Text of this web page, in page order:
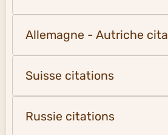
Allemagne - Autriche
Suisse citations
Russie citations